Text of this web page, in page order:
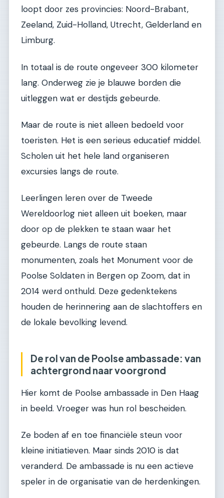
loopt door zes provincies: Noord-Brabant,
Zeeland, Zuid-Holland, Utrecht, Gelderland en
Limburg.
In totaal is de route ongeveer 300 kilometer
lang. Onderweg zie je blauwe borden die
uitleggen wat er destijds gebeurde.
Maar de route is niet alleen bedoeld voor
toeristen. Het is een serieus educatief middel.
Scholen uit het hele land organiseren
excursies langs de route.
Leerlingen leren over de Tweede
Wereldoorlog niet alleen uit boeken, maar
door op de plekken te staan waar het
gebeurde. Langs de route staan
monumenten, zoals het Monument voor de
Poolse Soldaten in Bergen op Zoom, dat in
2014 werd onthuld. Deze gedenktekens
houden de herinnering aan de slachtoffers en
de lokale bevolking levend.
De rol van de Poolse ambassade: van
achtergrond naar voorgrond
Hier komt de Poolse ambassade in Den Haag
in beeld. Vroeger was hun rol bescheiden.
Ze boden af en toe financiële steun voor
kleine initiatieven. Maar sinds 2010 is dat
veranderd. De ambassade is nu een actieve
speler in de organisatie van de herdenkingen.